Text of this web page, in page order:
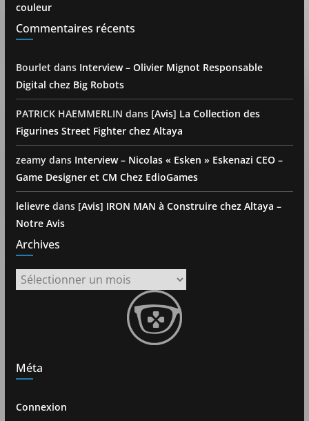
couleur
Commentaires récents
Bourlet dans Interview – Olivier Mignot Responsable
Digital chez Big Robots
PATRICK HAEMMERLIN dans [Avis] La Collection des
Figurines Street Fighter chez Altaya
zeamydans Interview – Nicolas « Esken » Eskenazi CEO –
Game Designer et CM Chez EdioGames
lelievredans [Avis] IRON MAN à Construire chez Altaya –
Notre Avis
Archives
Archives
Méta
Connexion